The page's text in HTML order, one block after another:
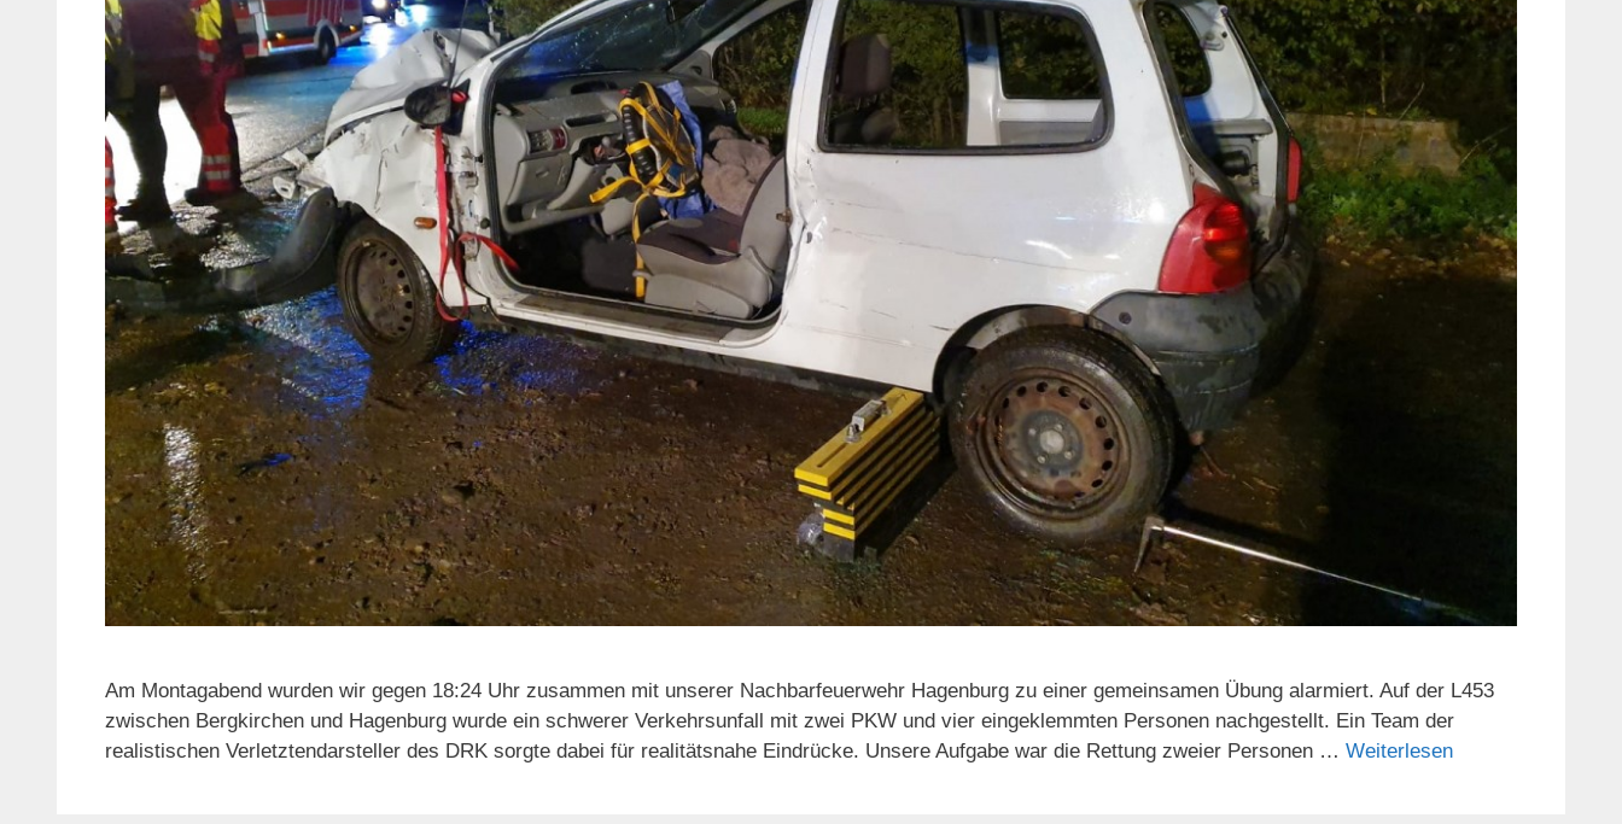
Am Montagabend wurden wir gegen 18:24 Uhr zusammen mit unserer Nachbarfeuerwehr Hagenburg zu einer gemeinsamen Übung alarmiert. Auf der L453
zwischen Bergkirchen und Hagenburg wurde ein schwerer Verkehrsunfall mit zwei PKW und vier eingeklemmten Personen nachgestellt. Ein Team der
realistischen Verletztendarsteller des DRK sorgte dabei für realitätsnahe Eindrücke. Unsere Aufgabe war die Rettung zweier Personen … Weiterlesen